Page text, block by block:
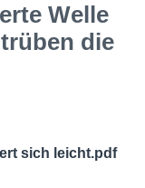
Welle
die
sich leicht.pdf